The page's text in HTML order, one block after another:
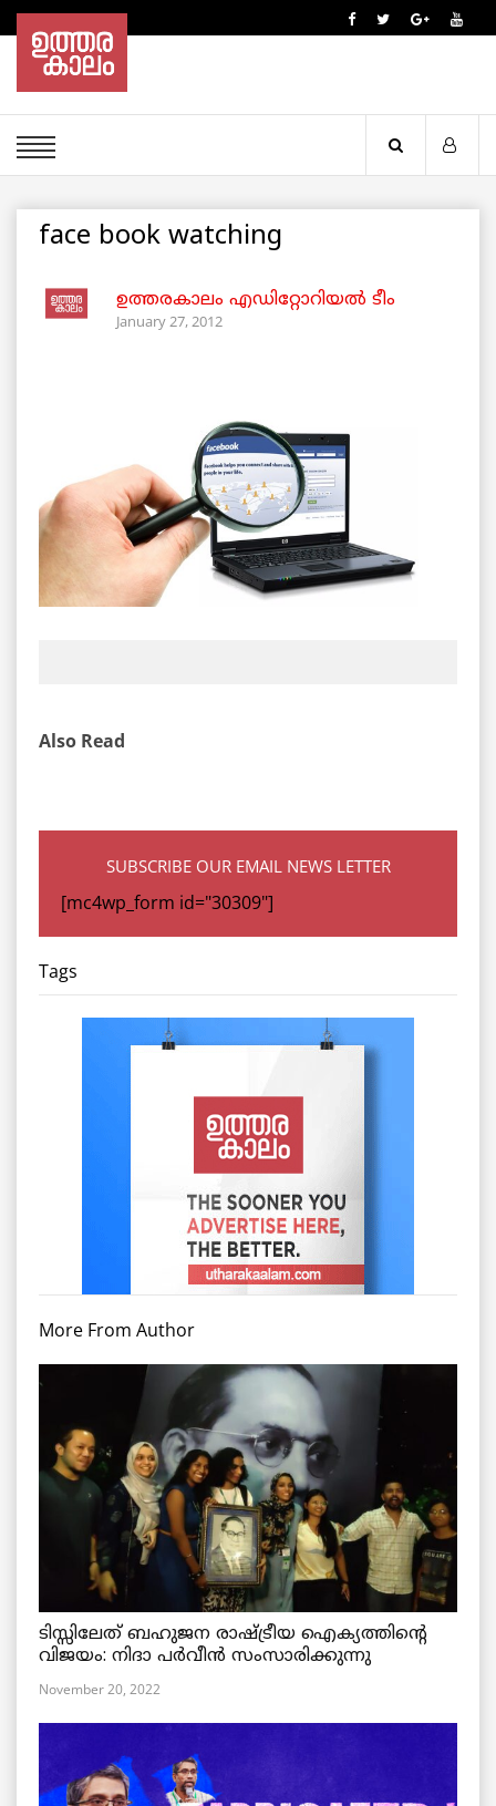
face book watching
ഉത്തരകാലം എഡിറ്റോറിയല്‍ ടീം
January 27, 2012
Also Read
SUBSCRIBE OUR EMAIL NEWS LETTER
[mc4wp_form id="30309"]
Tags
More From Author
ടിസ്സിലേത് ബഹുജന രാഷ്ട്രീയ ഐക്യത്തിന്റെ
വിജയം: നിദാ പർവീൻ സംസാരിക്കുന്നു
November 20, 2022